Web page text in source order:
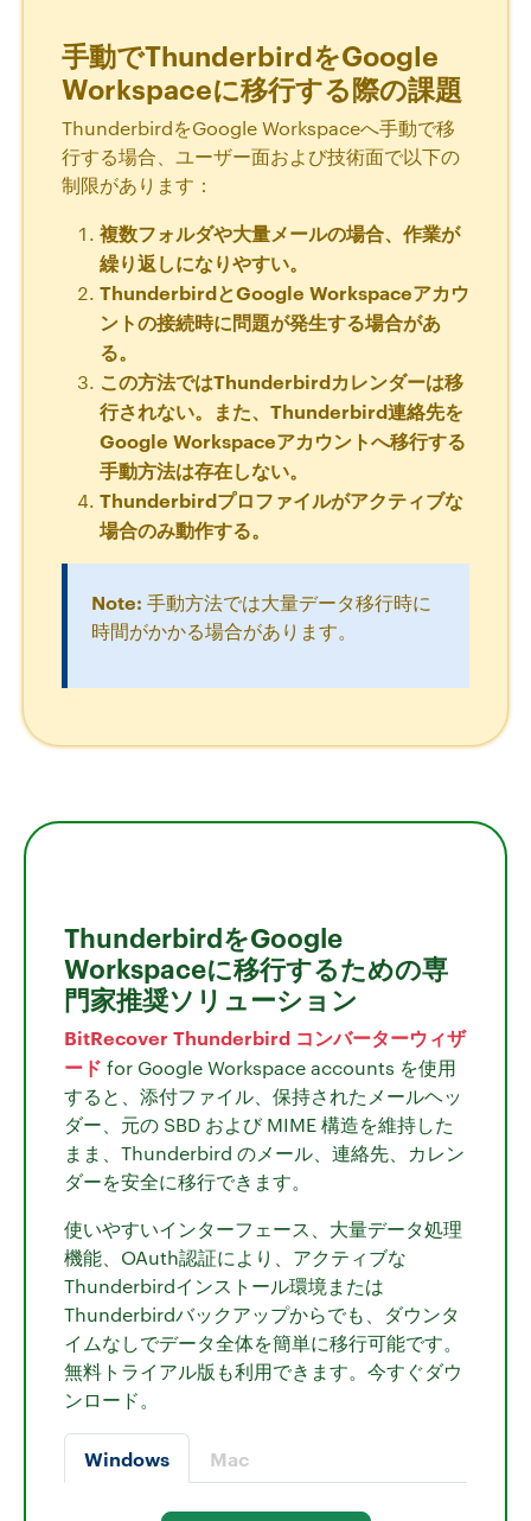
手動でThunderbirdをGoogle
Workspaceに移行する際の課題
ThunderbirdをGoogle Workspaceへ手動で移
行する場合、ユーザー面および技術面で以下の
制限があります：
複数フォルダや大量メールの場合、作業が
繰り返しになりやすい。
ThunderbirdとGoogle Workspaceアカウ
ントの接続時に問題が発生する場合があ
る。
この方法ではThunderbirdカレンダーは移
行されない。また、Thunderbird連絡先を
Google Workspaceアカウントへ移行する
手動方法は存在しない。
Thunderbirdプロファイルがアクティブな
場合のみ動作する。
Note: 手動方法では大量データ移行時に
時間がかかる場合があります。
ThunderbirdをGoogle
Workspaceに移行するための専
門家推奨ソリューション
BitRecover Thunderbird コンバーターウィザ
ード for Google Workspace accounts を使用
すると、添付ファイル、保持されたメールヘッ
ダー、元の SBD および MIME 構造を維持した
まま、Thunderbird のメール、連絡先、カレン
ダーを安全に移行できます。
使いやすいインターフェース、大量データ処理
機能、OAuth認証により、アクティブな
Thunderbirdインストール環境または
Thunderbirdバックアップからでも、ダウンタ
イムなしでデータ全体を簡単に移行可能です。
無料トライアル版も利用できます。今すぐダウ
ンロード。
Windows Mac